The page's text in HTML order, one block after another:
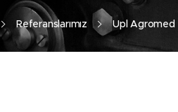
Referanslarımız Upl Agromed